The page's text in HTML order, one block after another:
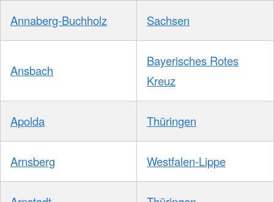
Annaberg-Buchholz Sachsen
Ansbach
Bayerisches Rotes
Kreuz
Apolda Thüringen
Arnsberg Westfalen-Lippe